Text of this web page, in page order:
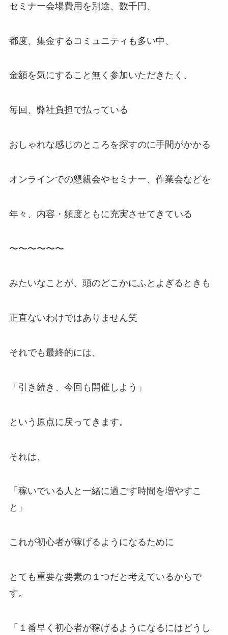
セミナー会場費用を別途、数千円、
都度、集金するコミュニティも多い中、
金額を気にすること無く参加いただきたく、
毎回、弊社負担で払っている
おしゃれな感じのところを探すのに手間がかかる
オンラインでの懇親会やセミナー、作業会などを
年々、内容・頻度ともに充実させてきている
〜〜〜〜〜〜
みたいなことが、頭のどこかにふとよぎるときも
正直ないわけではありません笑
それでも最終的には、
「引き続き、今回も開催しよう」
という原点に戻ってきます。
それは、
「稼いでいる人と一緒に過ごす時間を増やすこ
と」
これが初心者が稼げるようになるために
とても重要な要素の１つだと考えているからで
す。
「１番早く初心者が稼げるようになるにはどうし